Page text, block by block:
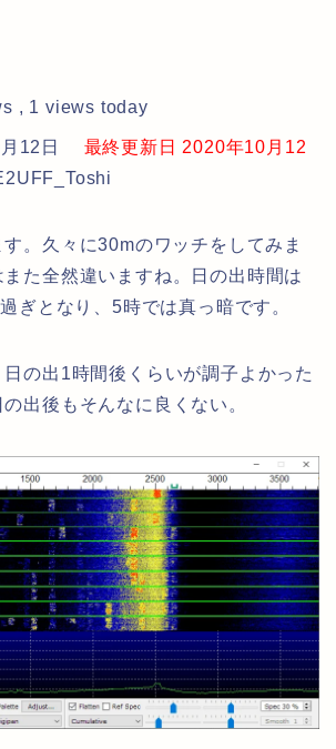
, 1 views today
12日
最終更新日 2020年10月12
。久々に30mのワッチをしてみま
た全然違いますね。日の出時間は
ぎとなり、5時では真っ暗です。
の出1時間後くらいが調子よかった
出後もそんなに良くない。